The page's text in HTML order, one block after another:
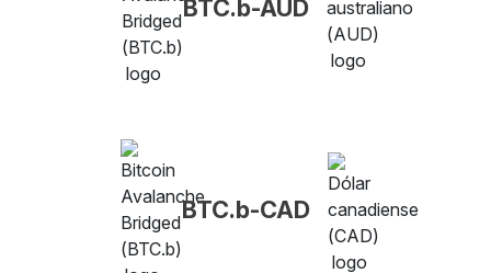
BTC.b-AUD
BTC.b-CAD